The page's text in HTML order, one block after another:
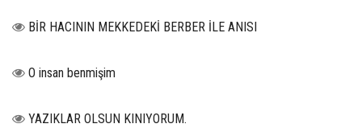
BİR HACININ MEKKEDEKİ BERBER İLE ANISI
O insan benmişim
YAZIKLAR OLSUN KINIYORUM.